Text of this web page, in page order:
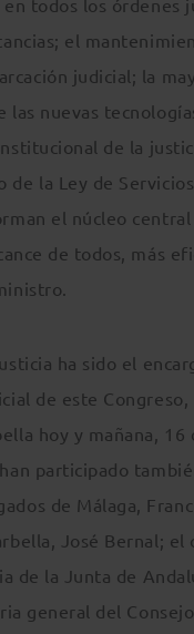
en todos los órdenes
el
judicial; la
las nuevas
de la
de la Ley de
el núcleo central
de todos, más
ha sido el
de este Congreso,
hoy y mañana, 16
participado
de Málaga,
José Bernal; el
de la Junta de
general del